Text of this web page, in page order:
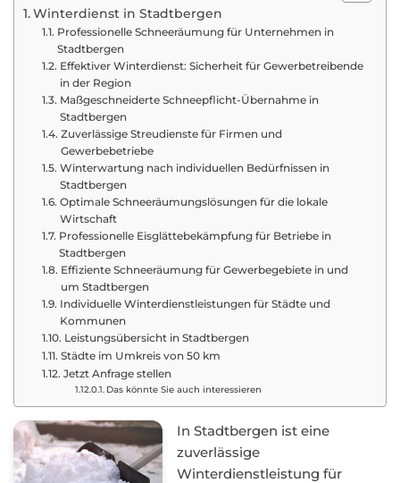
Winterdienst in Stadtbergen
Professionelle Schneeräumung für Unternehmen in
Stadtbergen
Effektiver Winterdienst: Sicherheit für Gewerbetreibende
in der Region
Maßgeschneiderte Schneepflicht-Übernahme in
Stadtbergen
Zuverlässige Streudienste für Firmen und
Gewerbebetriebe
Winterwartung nach individuellen Bedürfnissen in
Stadtbergen
Optimale Schneeräumungslösungen für die lokale
Wirtschaft
Professionelle Eisglättebekämpfung für Betriebe in
Stadtbergen
Effiziente Schneeräumung für Gewerbegebiete in und
um Stadtbergen
Individuelle Winterdienstleistungen für Städte und
Kommunen
Leistungsübersicht in Stadtbergen
Städte im Umkreis von 50 km
Jetzt Anfrage stellen
Das könnte Sie auch interessieren
In Stadtbergen ist eine
zuverlässige
Winterdienstleistung für